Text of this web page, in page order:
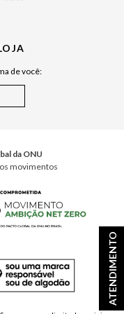
ATENDIMENTO
de você:
da ONU
movimentos